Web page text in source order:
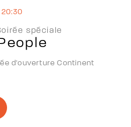
20:30
spéciale
d'ouverture Continent